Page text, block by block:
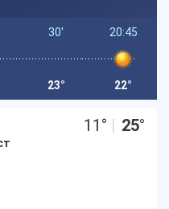
30'
23°
20:45
22°
11 ° | 25°